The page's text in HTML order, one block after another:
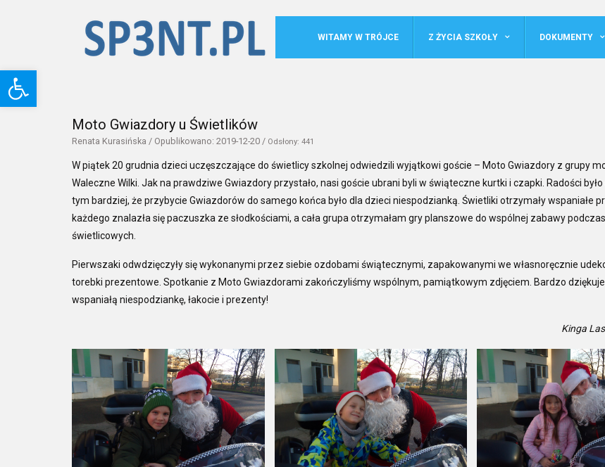
Otwórz pasek narzędzi
WITAMY W TRÓJCE Z ŻYCIA SZKOŁY DOKUMENTY
Moto Gwiazdory u Świetlików
Renata Kurasińska / Opublikowano: 2019-12-20 / Odsłony: 441
W piątek 20 grudnia dzieci uczęszczające do świetlicy szkolnej odwiedzili wyjątkowi goście – Moto Gwiazdory z grupy
Waleczne Wilki. Jak na prawdziwe Gwiazdory przystało, nasi goście ubrani byli w świąteczne kurtki i czapki. Radości
tym bardziej, że przybycie Gwiazdorów do samego końca było dla dzieci niespodzianką. Świetliki otrzymały wspaniałe
każdego znalazła się paczuszka ze słodkościami, a cała grupa otrzymałam gry planszowe do wspólnej zabawy
świetlicowych.
Pierwszaki odwdzięczyły się wykonanymi przez siebie ozdobami świątecznymi, zapakowanymi we własnoręcznie
torebki prezentowe. Spotkanie z Moto Gwiazdorami zakończyliśmy wspólnym, pamiątkowym zdjęciem. Bardzo
wspaniałą niespodziankę, łakocie i prezenty!
Kinga